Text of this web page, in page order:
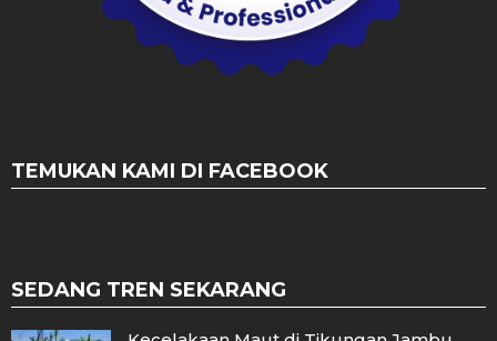
TEMUKAN KAMI DI FACEBOOK
SEDANG TREN SEKARANG